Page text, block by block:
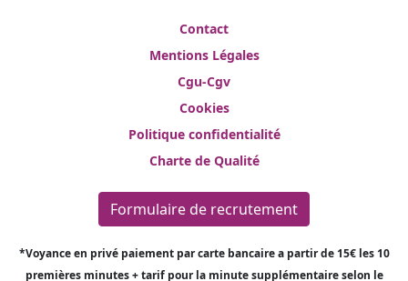
Contact
Mentions Légales
Cgu-Cgv
Cookies
Politique confidentialité
Charte de Qualité
Formulaire de recrutement
*Voyance en privé paiement par carte bancaire a partir de 15€ les 10
premières minutes + tarif pour la minute supplémentaire selon le